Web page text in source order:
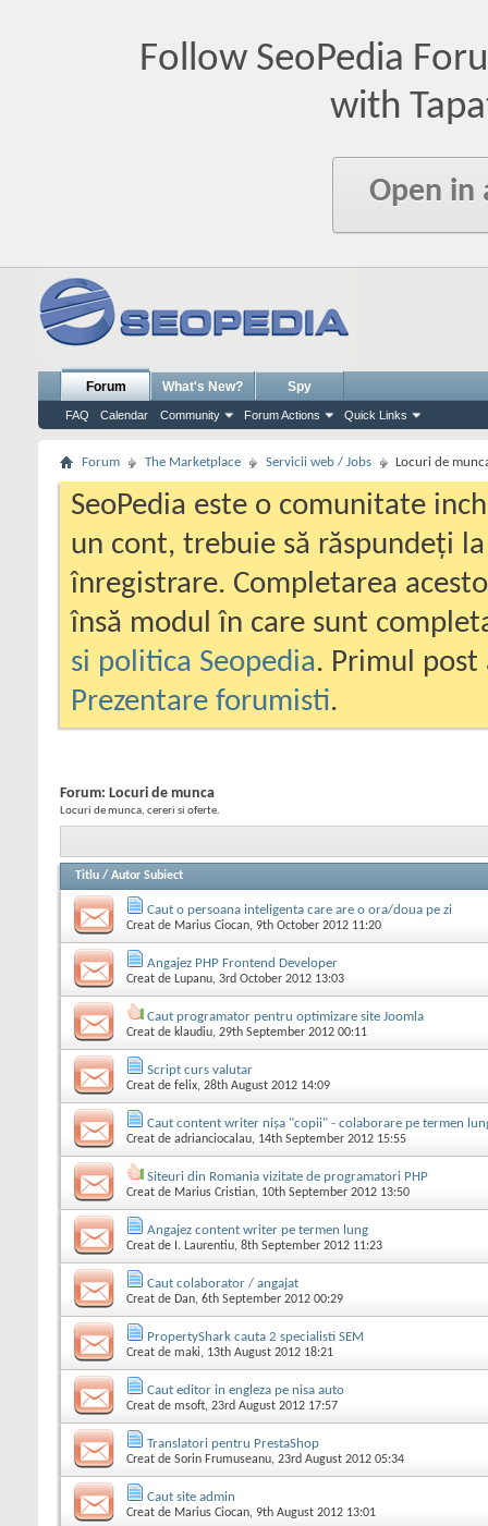
Follow SeoPedia
with
Open in
Forum
FAQ Calendar Community Forum Actions Quick Links
What's New? Spy
Forum The Marketplace Servicii web / Jobs Locuri de
SeoPedia este o comunitate
un cont, trebuie să răspundeți
înregistrare. Completarea
însă modul în care sunt
si politica Seopedia. Primul
Prezentare forumisti.
Forum: Locuri de munca
Locuri de munca, cereri si oferte.
Titlu / Autor Subiect
Caut o persoana inteligenta care are o ora/doua pe zi
Creat de Marius Ciocan, 9th October 2012 11:20
Angajez PHP Frontend Developer
Creat de Lupanu, 3rd October 2012 13:03
Caut programator pentru optimizare site Joomla
Creat de klaudiu, 29th September 2012 00:11
Script curs valutar
Creat de felix, 28th August 2012 14:09
Caut content writer nișa "copii" - colaborare pe termen
Creat de adrianciocalau, 14th September 2012 15:55
Siteuri din Romania vizitate de programatori PHP
Creat de Marius Cristian, 10th September 2012 13:50
Angajez content writer pe termen lung
Creat de I. Laurentiu, 8th September 2012 11:23
Caut colaborator / angajat
Creat de Dan, 6th September 2012 00:29
PropertyShark cauta 2 specialisti SEM
Creat de maki, 13th August 2012 18:21
Caut editor in engleza pe nisa auto
Creat de msoft, 23rd August 2012 17:57
Translatori pentru PrestaShop
Creat de Sorin Frumuseanu, 23rd August 2012 05:34
Caut site admin
Creat de Marius Ciocan, 9th August 2012 13:01